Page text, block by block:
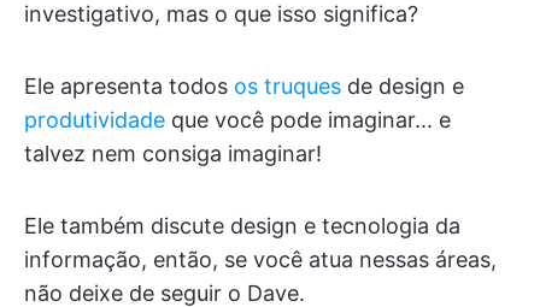
investigativo, mas o que isso significa?
Ele apresenta todos os truques de design e
produtividade que você pode imaginar... e
talvez nem consiga imaginar!
Ele também discute design e tecnologia da
informação, então, se você atua nessas áreas,
não deixe de seguir o Dave.